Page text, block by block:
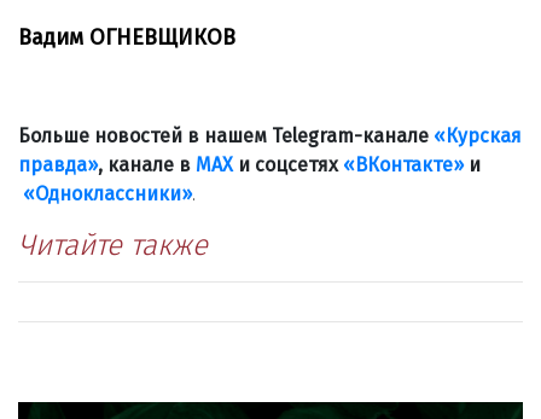
Вадим ОГНЕВЩИКОВ
Больше новостей в нашем Telegram-канале «Курская
правда», канале в МАХи соцсетях «ВКонтакте»и
«Одноклассники».
Читайте также